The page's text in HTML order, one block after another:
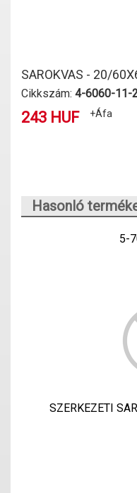
SAROKVAS - 20/
Cikkszám: 4-6060-11-
243 HUF +Áfa
Hasonló
5-
SZERKEZETI